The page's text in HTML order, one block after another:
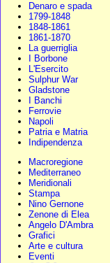
Denaro e spada
1799-1848
1848-1861
1861-1870
La guerriglia
I Borbone
L'Esercito
Sulphur War
Gladstone
I Banchi
Ferrovie
Napoli
Patria e Matria
Indipendenza
Macroregione
Mediterraneo
Meridionali
Stampa
Nino Gernone
Zenone di Elea
Angelo D'Ambra
Grafici
Arte e cultura
Eventi